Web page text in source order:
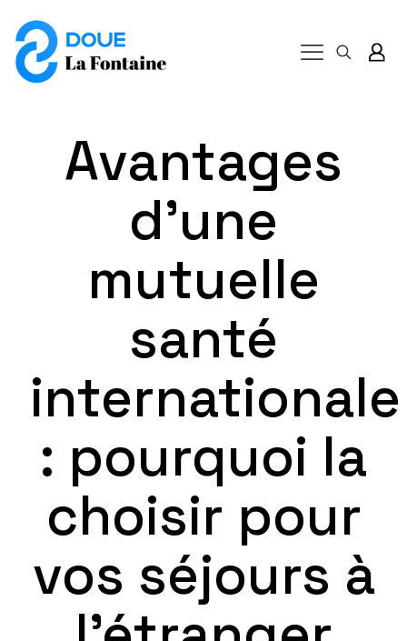
Avantages
d’une
mutuelle
santé
internationale
: pourquoi la
choisir pour
vos séjours à